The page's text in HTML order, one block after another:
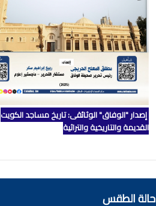
إصدار "الوفاق" الوثائقي: تاريخ مساجد الكويت
القديمة والتاريخية والتراثية
حالة الطقس